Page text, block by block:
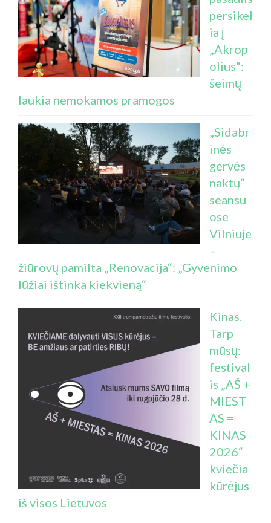
persikel
ia į
„Akrop
olius“:
šeimų
laukia nemokamos pramogos
„Sidabr
inės
gervės
naktų“
seansu
ose
Vilniuje
–
žiūrovų pamilta „Renovacija“: „Gyvenimo
lūžiai ištinka kiekvieną“
Kinas.
Tarp
mūsų:
festival
is „AŠ +
MIEST
AS =
KINAS
2026“
kviečia
kūrėjus
iš visos Lietuvos